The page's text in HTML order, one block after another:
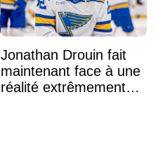
Jonathan Drouin fait
maintenant face à une
réalité extrêmement